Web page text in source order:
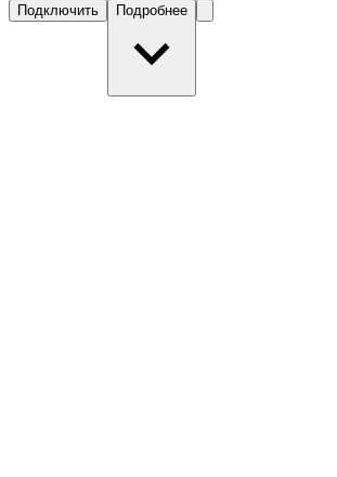
Подключить Подробнее